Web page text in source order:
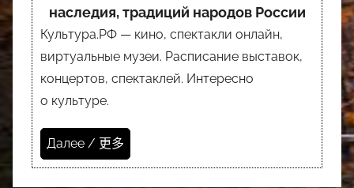
наследия, традиций народов России
Культура.РФ — кино, спектакли онлайн,
виртуальные музеи. Расписание выставок,
концертов, спектаклей. Интересно
о культуре.
Далее / 更多